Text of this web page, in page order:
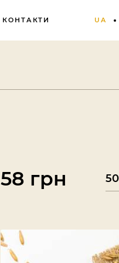
КОНТАКТИ UA
58 грн